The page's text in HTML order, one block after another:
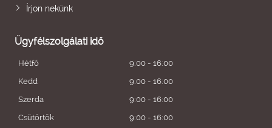
Írjon nekünk
Ügyfélszolgálati idő
Hétfő
9:00 - 16:00
Kedd
9:00 - 16:00
Szerda
9:00 - 16:00
Csütörtök
9:00 - 16:00